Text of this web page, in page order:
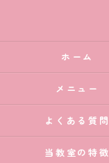
ホーム
メニュー
よくある質問
当教室の特徴